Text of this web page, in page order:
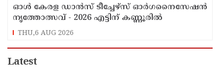
ഓൾ കേരള ഡാൻസ് ടീച്ചേഴ്സ് ഓർഗനൈസേഷൻ
നൃത്തോത്സവ് - 2026 എട്ടിന് കണ്ണൂരിൽ
THU,6 AUG 2026
Latest